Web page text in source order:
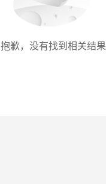
抱歉，没有找到相关结果